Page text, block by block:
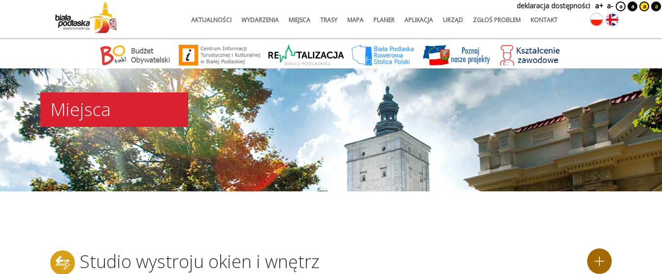
AKTUALNOŚCI WYDARZENIA MIEJSCA TRASY MAPA PLANER APLIKACJA URZĄD ZGŁOŚ PROBLEM KONTAKT
deklaracja dostępności a+ a- a a a a
Miejsca
Studio wystroju okien i wnętrz